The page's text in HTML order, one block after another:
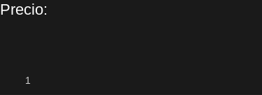
Precio: